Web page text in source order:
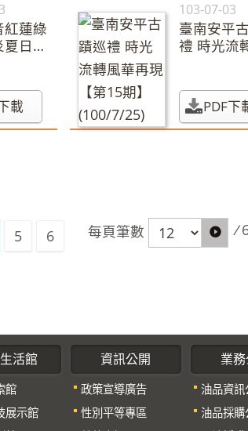
紅蓮綠
日愜
載
103-07-03
臺南安平
禮 時光流
PDF下
5 6 每頁筆數 /
活館
館
展示館
資訊公開
政策宣導廣告
性別平等專區
業
油品資訊
油品採購